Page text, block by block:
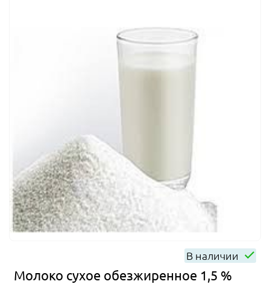
В наличии
Молоко сухое обезжиренное 1,5 %